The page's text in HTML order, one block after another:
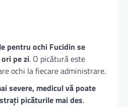
pentru ochi Fucidin se
pe zi. O picătură este
ochi la fiecare administrare.
severe, medicul vă poate
picăturile mai des.